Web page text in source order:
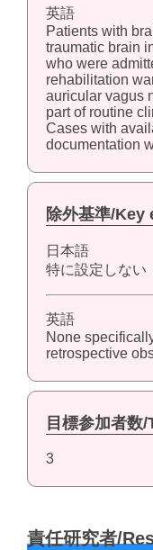
英語
Patients with
traumatic brain
who were
rehabilitation
auricular vagus
part of routine
Cases with
documentation
除外基準/
日本語
特に設定しない
英語
None
retrospective
目標参加者
3
責任研究者/